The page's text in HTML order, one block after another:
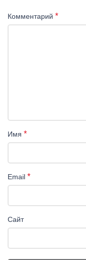
Комментарий *
Имя *
Email *
Сайт